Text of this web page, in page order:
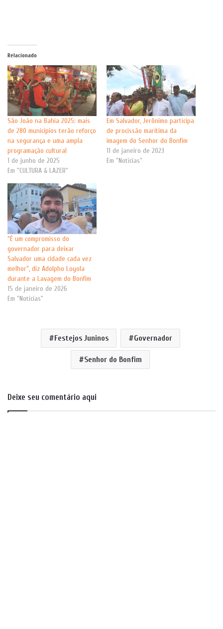
Relacionado
São João na Bahia 2025: mais
de 280 municípios terão reforço
na segurança e uma ampla
programação cultural
1 de junho de 2025
Em "CULTURA & LAZER"
Em Salvador, Jerônimo participa
de procissão marítima da
imagem do Senhor do Bonfim
11 de janeiro de 2023
Em "Notícias"
“É um compromisso do
governador para deixar
Salvador uma cidade cada vez
melhor”, diz Adolpho Loyola
durante a Lavagem do Bonfim
15 de janeiro de 2026
Em "Notícias"
Festejos Juninos Governador
Senhor do Bonfim
Deixe seu comentário aqui